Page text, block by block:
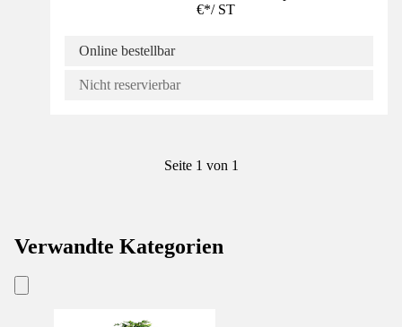
€*/ ST
Online bestellbar
Nicht reservierbar
Seite 1 von 1
Verwandte Kategorien